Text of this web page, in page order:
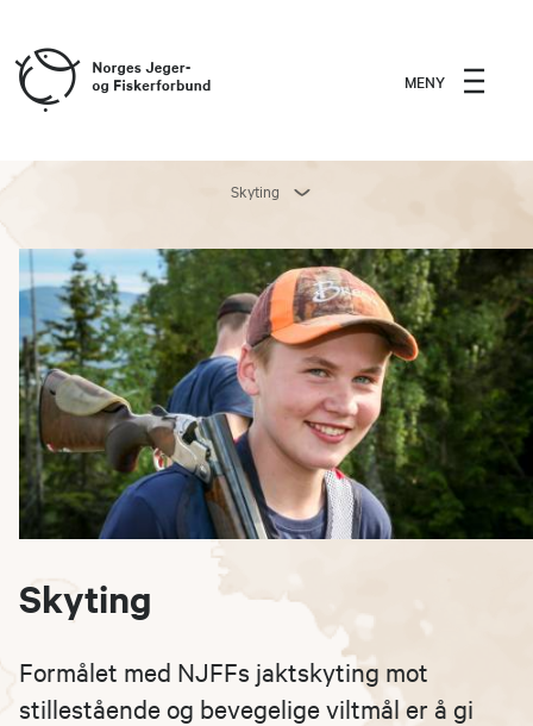
MENY
Skyting
Skyting
Formålet med NJFFs jaktskyting mot
stillestående og bevegelige viltmål er å gi